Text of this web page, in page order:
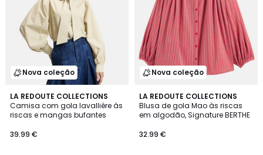
Nova coleção
LA REDOUTE COLLECTIONS
Camisa com gola lavallière às
riscas e mangas bufantes
39.99 €
Nova coleção
LA REDOUTE COLLECTIONS
Blusa de gola Mao às riscas
em algodão, Signature BERTHE
32.99 €